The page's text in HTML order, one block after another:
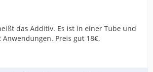
das Additiv. Es ist in einer Tube und
Preis gut 18€.